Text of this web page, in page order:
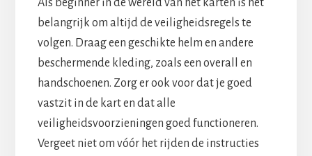
belangrijk om altijd de veiligheidsregels te
volgen. Draag een geschikte helm en andere
beschermende kleding, zoals een overall en
handschoenen. Zorg er ook voor dat je goed
vastzit in de kart en dat alle
veiligheidsvoorzieningen goed functioneren.
Vergeet niet om vóór het rijden de instructies